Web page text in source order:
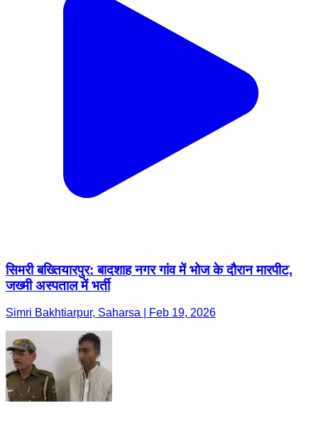
सिमरी बख्तियारपुर: बादशाह नगर गांव में भोज के दौरान मारपीट,
जख्मी अस्पताल में भर्ती
Simri Bakhtiarpur, Saharsa | Feb 19, 2026